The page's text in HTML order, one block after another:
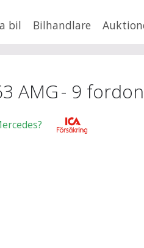
bil Bilhandlare
AMG- 9 fordon